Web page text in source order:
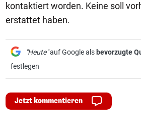
kontaktiert worden. Keine soll
erstattet haben.
"Heute"auf Google als bevorzugte
festlegen
Jetzt kommentieren